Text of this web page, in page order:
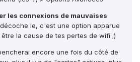
les connexions de mauvaises
le, c'est une option apparue
la cause de tes pertes de wifi ;)
encore une fois du côté de